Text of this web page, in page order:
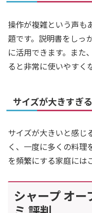
操作が複雑という声も
題です。説明書をしっ
に活用できます。また
ると非常に使いやすく
サイズが大きすぎる
サイズが大きいと感じ
く、一度に多くの料理
を頻繁にする家庭には
シャープ オ